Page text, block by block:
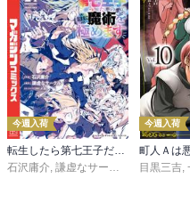
今週入荷
転生したら第七王子だったので、気ままに魔術を極めます（２４）
石沢庸介, 謙虚なサークル メル。
今週入荷
目黒三吉,